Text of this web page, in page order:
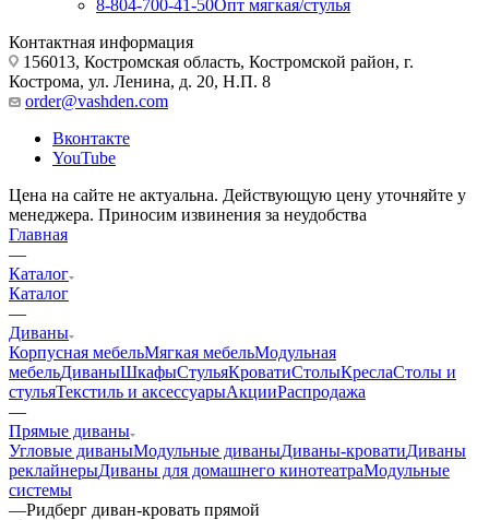
8-804-700-41-50Опт мягкая/стулья
Контактная информация
156013, Костромская область, Костромской район, г.
Кострома, ул. Ленина, д. 20, Н.П. 8
order@vashden.com
Вконтакте
YouTube
Цена на сайте не актуальна. Действующую цену уточняйте у
менеджера. Приносим извинения за неудобства
Главная
—
Каталог
Каталог
—
Диваны
Корпусная мебельМягкая мебельМодульная
мебельДиваныШкафыСтульяКроватиСтолыКреслаСтолы и
стульяТекстиль и аксессуарыАкцииРаспродажа
—
Прямые диваны
Угловые диваныМодульные диваныДиваны-кроватиДиваны
реклайнерыДиваны для домашнего кинотеатраМодульные
системы
—Ридберг диван-кровать прямой